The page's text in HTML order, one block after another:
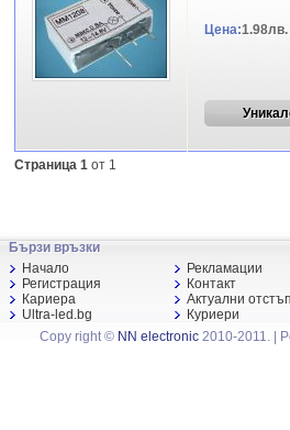
Цена:1.98лв.
Страница 1 от 1
Бързи връзки
Начало
Рекламации
Регистрация
Контакт
Кариера
Актуални
Ultra-led.bg
Куриери
Copy right © NN electronic 2010-2011. |